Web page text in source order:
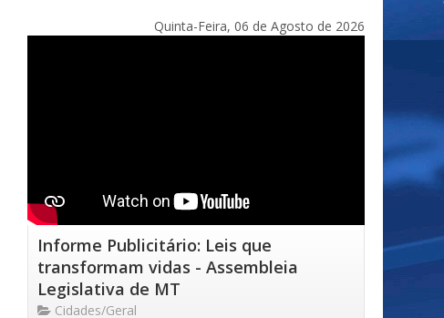
Quinta-Feira, 06 de Agosto de 2026
Informe Publicitário: Leis que
transformam vidas - Assembleia
Legislativa de MT
Cidades/Geral